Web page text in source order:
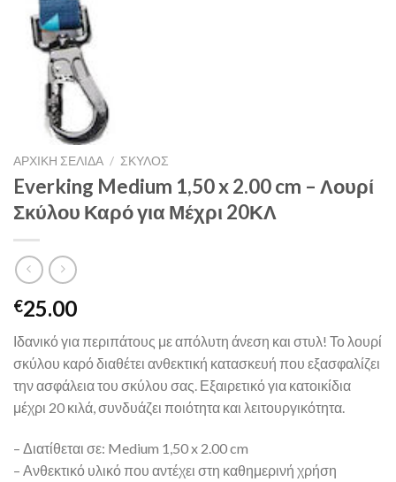
ΑΡΧΙΚΉ ΣΕΛΊΔΑ / ΣΚΥΛΟΣ
Everking Medium 1,50 x 2.00 cm – Λουρί
Σκύλου Καρό για Μέχρι 20ΚΛ
€25.00
Ιδανικό για περιπάτους με απόλυτη άνεση και στυλ! Το λουρί
σκύλου καρό διαθέτει ανθεκτική κατασκευή που εξασφαλίζει
την ασφάλεια του σκύλου σας. Εξαιρετικό για κατοικίδια
μέχρι 20 κιλά, συνδυάζει ποιότητα και λειτουργικότητα.
– Διατίθεται σε: Medium 1,50 x 2.00 cm
– Ανθεκτικό υλικό που αντέχει στη καθημερινή χρήση